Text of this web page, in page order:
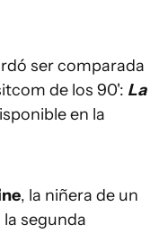
ser comparada
de los 90': La
en la
, la niñera de un
segunda